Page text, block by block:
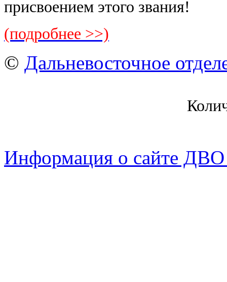
присвоением этого звания!
(подробнее >>)
© Дальневосточное
Информация о сайте